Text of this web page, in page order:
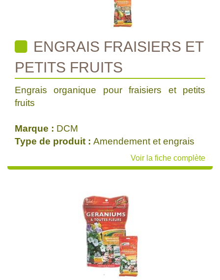
ENGRAIS FRAISIERS ET
PETITS FRUITS
Engrais organique pour fraisiers et petits
fruits
Marque : DCM
Type de produit : Amendement et engrais
Voir la fiche complète